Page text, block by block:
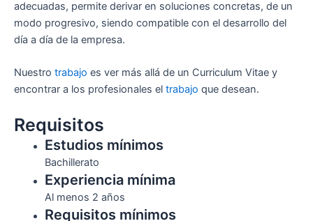
adecuadas, permite derivar en soluciones concretas, de un
modo progresivo, siendo compatible con el desarrollo del
día a día de la empresa.
Nuestro trabajo es ver más allá de un Curriculum Vitae y
encontrar a los profesionales el trabajo que desean.
Requisitos
Estudios mínimos
Bachillerato
Experiencia mínima
Al menos 2 años
Requisitos mínimos